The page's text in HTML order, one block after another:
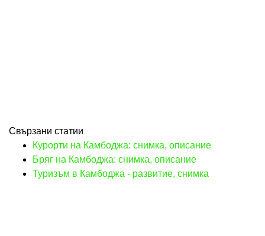
Свързани статии
Курорти на Камбоджа: снимка, описание
Бряг на Камбоджа: снимка, описание
Туризъм в Камбоджа - развитие, снимка